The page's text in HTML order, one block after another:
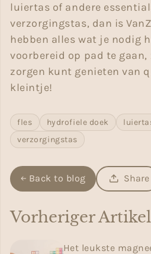
luiertas of andere
verzorgingstas, dan is
hebben alles wat je nodig
voorbereid op pad te
zorgen kunt genieten van
kleintje!
fles hydrofiele doek
verzorgingstas
Back to blog Share
Vorheriger Artikel
Het leukste